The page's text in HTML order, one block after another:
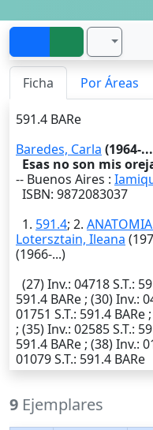
Ficha Por Áreas
591.4 BARe
Baredes, Carla (1964-
Esas no son mis
-- Buenos Aires :
ISBN: 9872083037
1. 591.4; 2.
Lotersztain, Ileana
(1966-...)
(27)Inv.: 04718S.T.:
591.4 BARe ; (30)Inv.:
01751 S.T.: 591.4 BARe
; (35)Inv.: 02585S.T.:
591.4 BARe ; (38)Inv.:
01079S.T.: 591.4 BARe
9 Ejemplares